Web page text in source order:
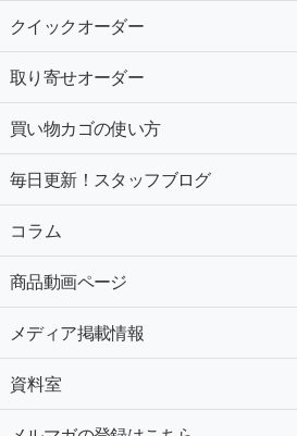
クイックオーダー
取り寄せオーダー
買い物カゴの使い方
毎日更新！スタッフブログ
コラム
商品動画ページ
メディア掲載情報
資料室